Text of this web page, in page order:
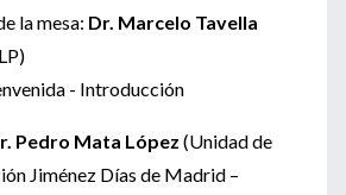
la mesa: Dr. Marcelo Tavella
- Introducción
Pedro Mata López (Unidad de
Jiménez Días de Madrid –